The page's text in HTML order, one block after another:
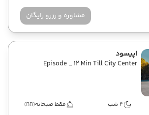
مشاوره و رزرو رایگان
اپیسود
Episode _ 12 Min Till City Center
4 شب فقط صبحانه(BB)